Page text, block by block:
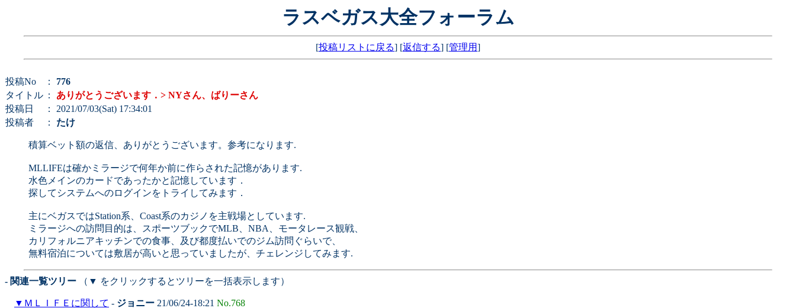
ラスベガス大全フォーラム
[投稿リストに戻る] [返信する] [管理用]
投稿No ： 776
タイトル ： ありがとうございます．> NYさん、ばりーさん
投稿日
： 2021/07/03(Sat) 17:34:01
投稿者
： たけ
積算ベット額の返信、ありがとうございます。参考になります.
MLLIFEは確かミラージで何年か前に作らされた記憶があります.
水色メインのカードであったかと記憶しています．
探してシステムへのログインをトライしてみます．
主にベガスではStation系、Coast系のカジノを主戦場としています.
ミラージへの訪問目的は、スポーツブックでMLB、NBA、モータレース観戦、
カリフォルニアキッチンでの食事、及び都度払いでのジム訪問ぐらいで、
無料宿泊については敷居が高いと思っていましたが、チェレンジしてみます.
- 関連一覧ツリー （▼ をクリックするとツリーを一括表示します）
▼ ＭＬＩＦＥに関して - ジョニー 21/06/24-18:21 No.768